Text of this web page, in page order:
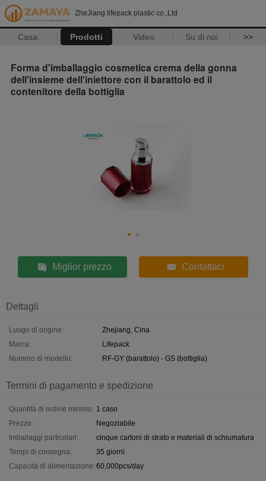
ZheJiang lifepack plastic co.,Ltd
Casa. Prodotti Video Su di noi >>
Forma d'imballaggio cosmetica crema della gonna
dell'insieme dell'iniettore con il barattolo ed il
contenitore della bottiglia
Miglior prezzo Contattaci
Dettagli
Luogo di origine:
Zhejiang, Cina
Marca:
Lifepack
Numero di modello:
RF-GY (barattolo) - GS (bottiglia)
Termini di pagamento e spedizione
Quantità di ordine minimo: 1 caso
Prezzo:
Negoziabile
Imballaggi particolari:
cinque cartoni di strato e materiali di schiumatura
Tempi di consegna:
35 giorni
Capacità di alimentazione: 60,000pcs/day